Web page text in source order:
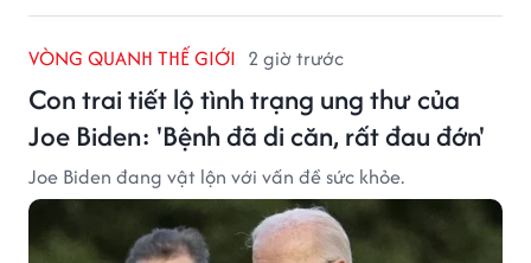
VÒNG QUANH THẾ GIỚI 2 giờ trước
Con trai tiết lộ tình trạng ung thư của
Joe Biden: 'Bệnh đã di căn, rất đau đớn'
Joe Biden đang vật lộn với vấn đề sức khỏe.